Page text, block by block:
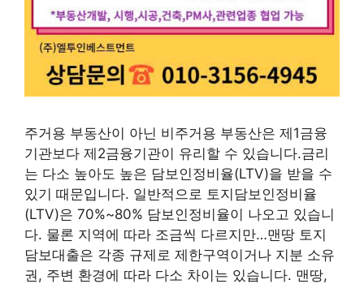
주거용 부동산이 아닌 비주거용 부동산은 제1금융
기관보다 제2금융기관이 유리할 수 있습니다.금리
는 다소 높아도 높은 담보인정비율(LTV)을 받을 수
있기 때문입니다. 일반적으로 토지담보인정비율
(LTV)은 70%~80% 담보인정비율이 나오고 있습니
다. 물론 지역에 따라 조금씩 다르지만…맨땅 토지
담보대출은 각종 규제로 제한구역이거나 지분 소유
권, 주변 환경에 따라 다소 차이는 있습니다. 맨땅,